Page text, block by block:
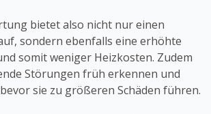
bietet also nicht nur einen
sondern ebenfalls eine erhöhte
somit weniger Heizkosten. Zudem
Störungen früh erkennen und
sie zu größeren Schäden führen.